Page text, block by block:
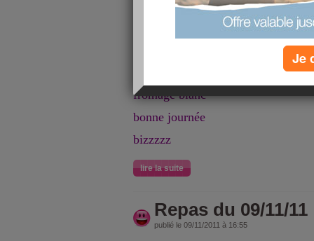
(qu'est ce que c'est me direz-
vous mets la recette)
et ce soir saumon en carpaccio au
fromage blanc
bonne journée
bizzzzz
lire la suite
Repas du 09/11/11
publié le 09/11/2011 à 16:55
Je